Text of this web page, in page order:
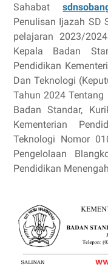
Sahabat
Penulisan Ijazah SD
pelajaran 2023/
Kepala Badan
Pendidikan
Dan Teknologi
Tahun 2024 Tentang
Badan Standar,
Kementerian
Teknologi Nomor
Pengelolaan
Pendidikan